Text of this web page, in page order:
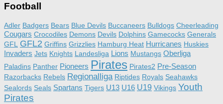
Football
Adler Badgers Bears Blue Devils Buccaneers Bulldogs Cheerleading
Cougars Crocodiles Demons Devils Dolphins Gamecocks Generals
GFL GFL2 Griffins Grizzlies Hamburg Heat Hurricanes Huskies
Invaders Jets Knights Landesliga Lions Mustangs Oberliga
Paladins Panther Pioneers Pirates Pirates2 Pre-Season
Razorbacks Rebels Regionalliga Riptides Royals Seahawks
Sealords Seals Spartans Tigers U13 U16 U19 Vikings Youth
Pirates